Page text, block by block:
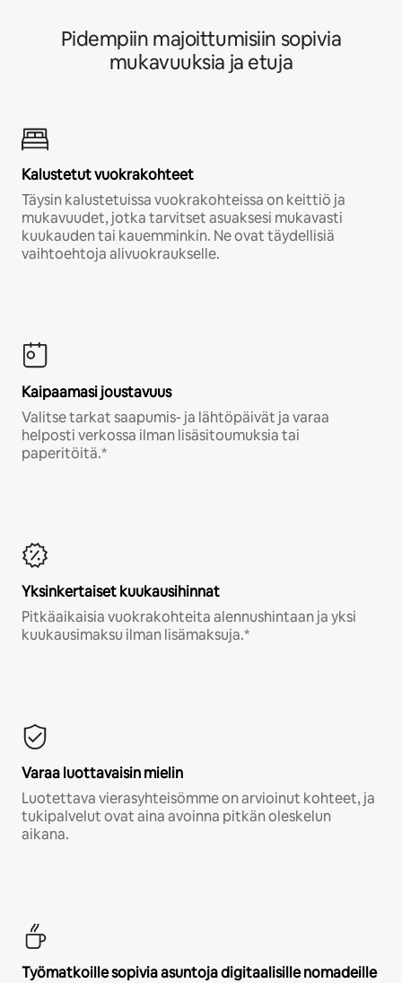
Pidempiin majoittumisiin sopivia
mukavuuksia ja etuja
Kalustetut vuokrakohteet
Täysin kalustetuissa vuokrakohteissa on keittiö ja
mukavuudet, jotka tarvitset asuaksesi mukavasti
kuukauden tai kauemminkin. Ne ovat täydellisiä
vaihtoehtoja alivuokraukselle.
Kaipaamasi joustavuus
Valitse tarkat saapumis- ja lähtöpäivät ja varaa
helposti verkossa ilman lisäsitoumuksia tai
paperitöitä.*
Yksinkertaiset kuukausihinnat
Pitkäaikaisia vuokrakohteita alennushintaan ja yksi
kuukausimaksu ilman lisämaksuja.*
Varaa luottavaisin mielin
Luotettava vierasyhteisömme on arvioinut kohteet, ja
tukipalvelut ovat aina avoinna pitkän oleskelun
aikana.
Työmatkoille sopivia asuntoja digitaalisille nomadeille